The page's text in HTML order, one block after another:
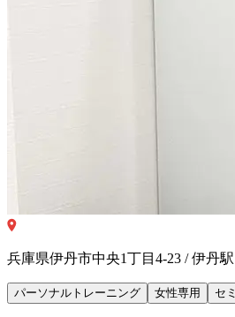
兵庫県伊丹市中央1丁目4-23 / 伊丹
パーソナルトレーニング 女性専用 セ